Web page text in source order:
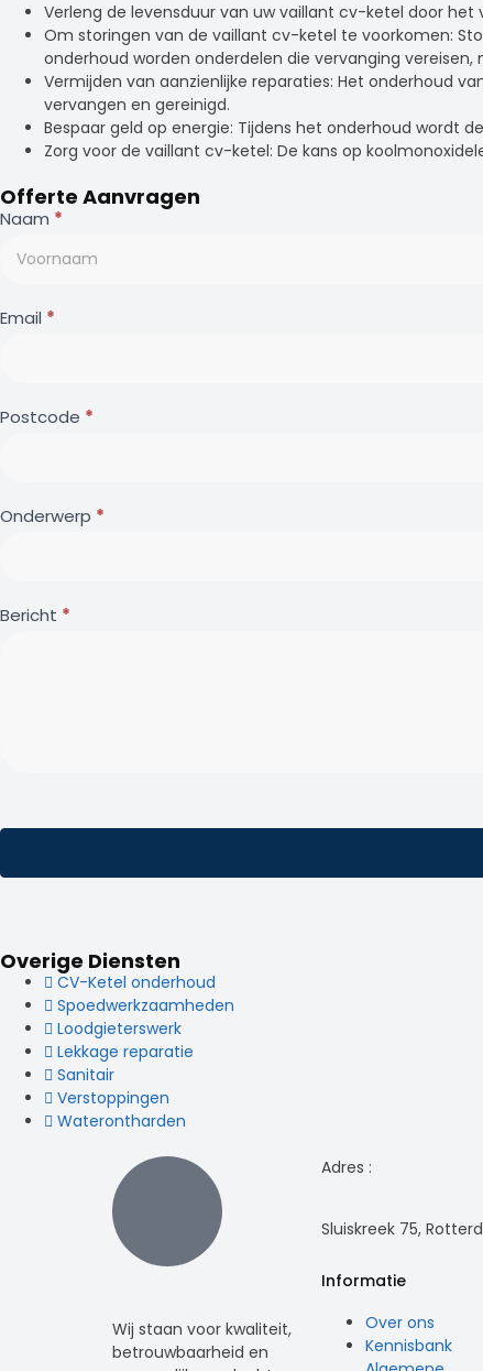
Verleng de levensduur van uw vaillant cv-ketel door
Om storingen van de vaillant cv-ketel te voorkomen:
onderhoud worden onderdelen die vervanging vereisen,
Vermijden van aanzienlijke reparaties: Het onderhoud
vervangen en gereinigd.
Bespaar geld op energie: Tijdens het onderhoud wordt
Zorg voor de vaillant cv-ketel: De kans op
Offerte Aanvragen
Contact
Naam *
Email *
Postcode *
Onderwerp *
Bericht *
Overige Diensten
CV-Ketel onderhoud
Spoedwerkzaamheden
Loodgieterswerk
Lekkage reparatie
Sanitair
Verstoppingen
Waterontharden
Adres :
Sluiskreek 75,
Wij staan voor kwaliteit,
betrouwbaarheid en
Informatie
Over ons
Kennisbank